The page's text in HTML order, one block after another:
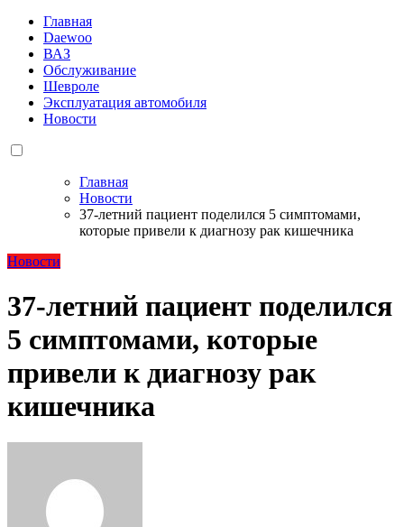
Главная
Daewoo
ВАЗ
Обслуживание
Шевроле
Эксплуатация автомобиля
Новости
Главная
Новости
37-летний пациент поделился 5 симптомами,
которые привели к диагнозу рак кишечника
Новости
37-летний пациент поделился
5 симптомами, которые
привели к диагнозу рак
кишечника